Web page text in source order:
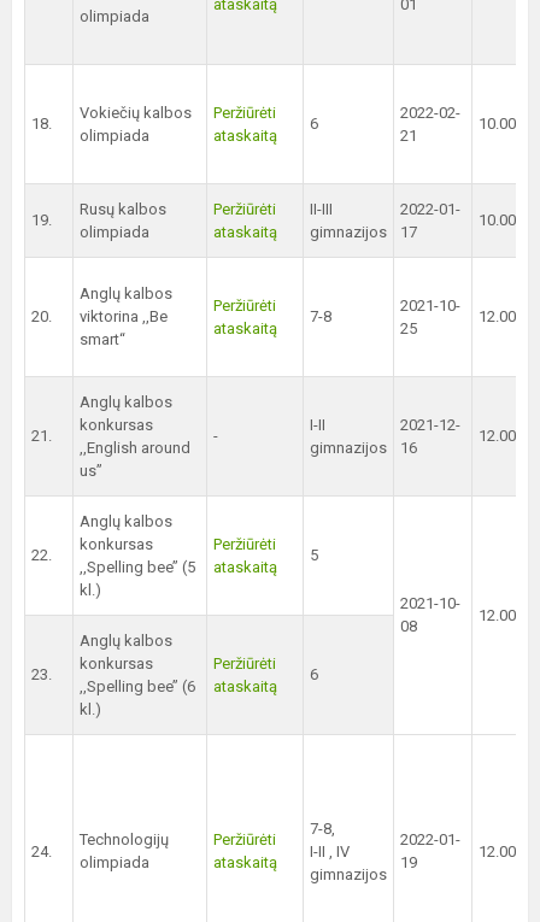
olimpiada
ataskaitą 01
18.
Vokiečių kalbos
olimpiada
Peržiūrėti
ataskaitą
6
2022-02-
21
10.00
19.
Rusų kalbos
olimpiada
Peržiūrėti
ataskaitą
II-III
gimnazijos
2022-01-
17
10.00
20.
Anglų kalbos
viktorina ,,Be
smart‘‘
Peržiūrėti
ataskaitą
7-8
2021-10-
25
12.00
21.
Anglų kalbos
konkursas
,,English around
us”
-
I-II
gimnazijos
2021-12-
16
12.00
22.
Anglų kalbos
konkursas
,,Spelling bee’’ (5
kl.)
Peržiūrėti
ataskaitą
5
2021-10-
08
12.00
23.
Anglų kalbos
konkursas
,,Spelling bee’’ (6
kl.)
Peržiūrėti
ataskaitą
6
24.
Technologijų
olimpiada
Peržiūrėti
ataskaitą
7-8,
I-II , IV
gimnazijos
2022-01-
19
12.00